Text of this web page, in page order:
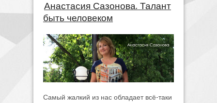
Анастасия Сазонова. Талант
быть человеком
Самый жалкий из нас обладает всё-таки